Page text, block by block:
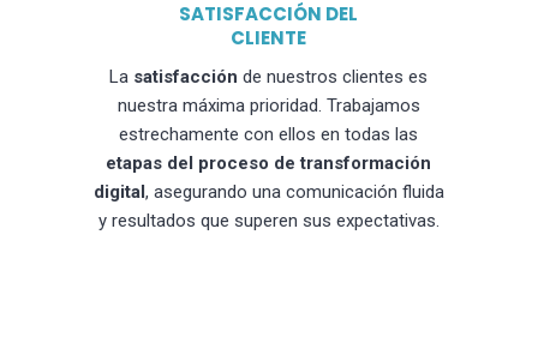
SATISFACCIÓN DEL
CLIENTE
La satisfacción de nuestros clientes es
nuestra máxima prioridad. Trabajamos
estrechamente con ellos en todas las
etapas del proceso de transformación
digital, asegurando una comunicación fluida
y resultados que superen sus expectativas.